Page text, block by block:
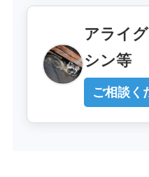
アライ
シン等
ご相談く